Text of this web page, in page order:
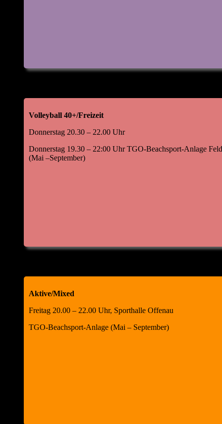
Volleyball 40+/Freizeit
Donnerstag 20.30 – 22.00 Uhr
Donnerstag 19.30 – 22:00 Uhr TGO-Beachsport-Anlage
(Mai –September)
Aktive/Mixed
Freitag 20.00 – 22.00 Uhr, Sporthalle Offenau
TGO-Beachsport-Anlage (Mai – September)